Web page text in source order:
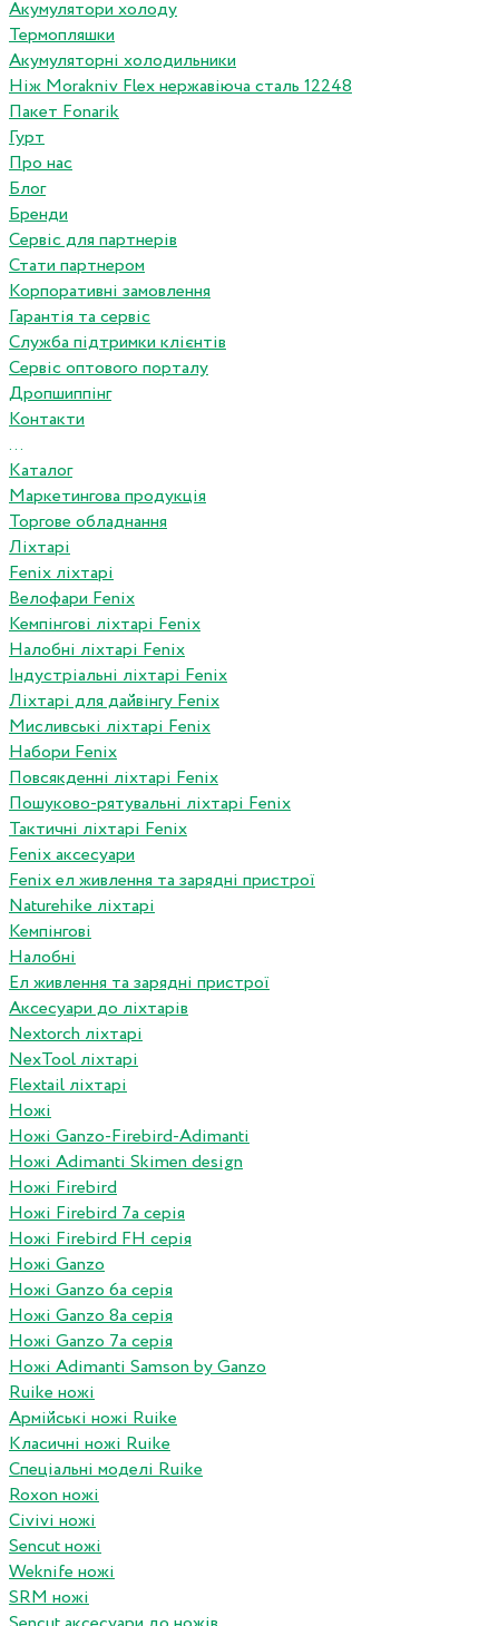
Акумулятори холоду
Термопляшки
Акумуляторні холодильники
Ніж Morakniv Flex нержавіюча сталь 12248
Пакет Fonarik
Гурт
Про нас
Блог
Бренди
Сервіс для партнерів
Стати партнером
Корпоративні замовлення
Гарантія та сервіс
Служба підтримки клієнтів
Сервіс оптового порталу
Дропшиппінг
Контакти
...
Каталог
Маркетингова продукція
Торгове обладнання
Ліхтарі
Fenix ліхтарі
Велофари Fenix
Кемпінгові ліхтарі Fenix
Налобні ліхтарі Fenix
Індустріальні ліхтарі Fenix
Ліхтарі для дайвінгу Fenix
Мисливські ліхтарі Fenix
Набори Fenix
Повсякденні ліхтарі Fenix
Пошуково-рятувальні ліхтарі Fenix
Тактичні ліхтарі Fenix
Fenix аксесуари
Fenix ел живлення та зарядні пристрої
Naturehike ліхтарі
Кемпінгові
Налобні
Ел живлення та зарядні пристрої
Аксесуари до ліхтарів
Nextorch ліхтарі
NexTool ліхтарі
Flextail ліхтарі
Ножі
Ножі Ganzo-Firebird-Adimanti
Ножі Adimanti Skimen design
Ножі Firebird
Ножі Firebird 7а серія
Ножі Firebird FH серія
Ножі Ganzo
Ножі Ganzo 6а серія
Ножі Ganzo 8а серія
Ножі Ganzo 7а серія
Ножі Adimanti Samson by Ganzo
Ruike ножі
Армійські ножі Ruike
Класичні ножі Ruike
Спеціальні моделі Ruike
Roxon ножi
Civivi ножі
Sencut ножі
Weknife ножі
SRM ножі